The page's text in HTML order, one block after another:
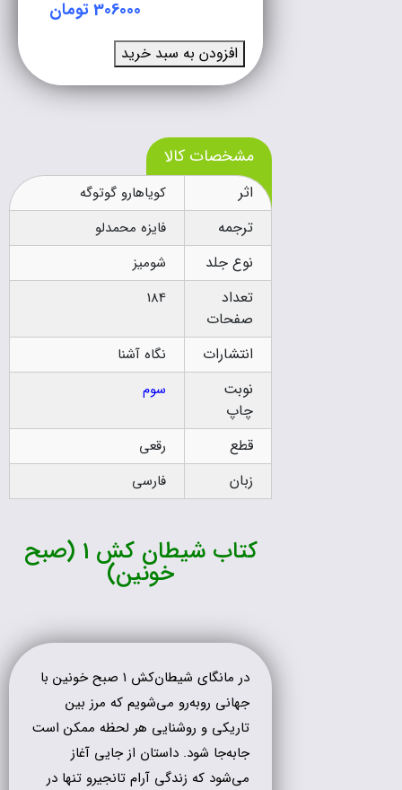
306000 تومان
افزودن به سبد خرید
مشخصات کالا
اثر کویاهارو گوتوگه
ترجمه فايزه محمدلو
نوع جلد شومیز
تعداد
صفحات
184
انتشارات نگاه آشنا
نوبت
چاپ
سوم
قطع رقعی
زبان فارسی
کتاب شیطان کش 1 (صبح
خونین)
در مانگای شیطان‌کش ۱ صبح خونین با
جهانی روبه‌رو می‌شویم که مرز بین
تاریکی و روشنایی هر لحظه ممکن است
جابه‌جا شود. داستان از جایی آغاز
می‌شود که زندگی آرام تانجیرو تنها در